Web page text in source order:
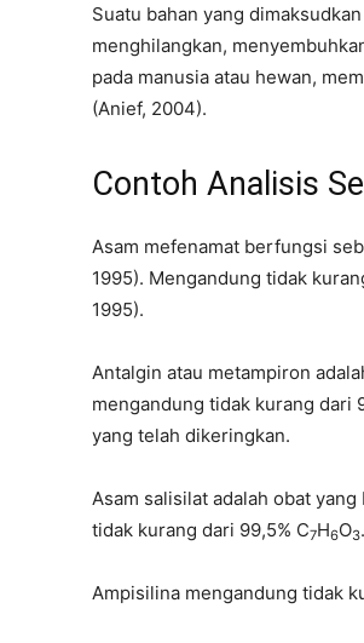
Suatu bahan yang
menghilangkan,
pada manusia atau hewan,
(Anief, 2004).
Contoh Analisis
Asam mefenamat berfungsi
1995). Mengandung tidak
1995).
Antalgin atau metampiron
mengandung tidak kurang dari
yang telah dikeringkan.
Asam salisilat adalah obat
tidak kurang dari 99,5% C7H6O3
Ampisilina mengandung tidak